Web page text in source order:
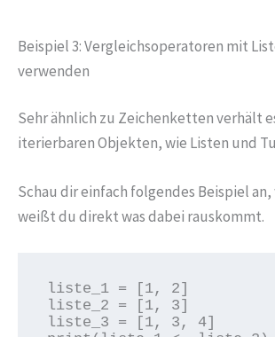
Beispiel 3: Vergleichsoperatoren mit
verwenden
Sehr ähnlich zu Zeichenketten verhält
iterierbaren Objekten, wie Listen und
Schau dir einfach folgendes Beispiel
weißt du direkt was dabei rauskommt.
liste_1 = [1, 2]
liste_2 = [1, 3]
liste_3 = [1, 3, 4]